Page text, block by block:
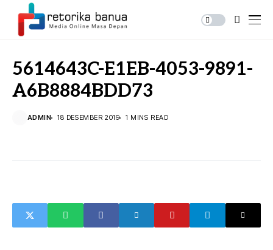
5614643C-E1EB-4053-9891-
A6B8884BDD73
ADMIN 18 DESEMBER 2019 1 MINS READ